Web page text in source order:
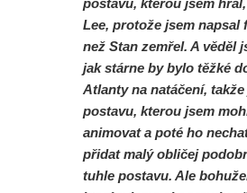
Lee, protože jsem napsal
než Stan zemřel. A věděl
jak stárne by bylo těžké
Atlanty na natáčení,
postavu, kterou jsem
animovat a poté ho
přidat malý obličej
tuhle postavu. Ale